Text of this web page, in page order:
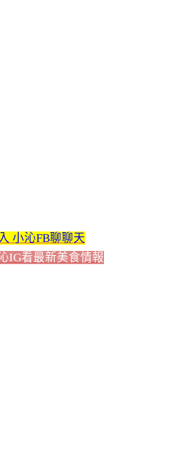
小沁FB聊聊天
IG看最新美食情報